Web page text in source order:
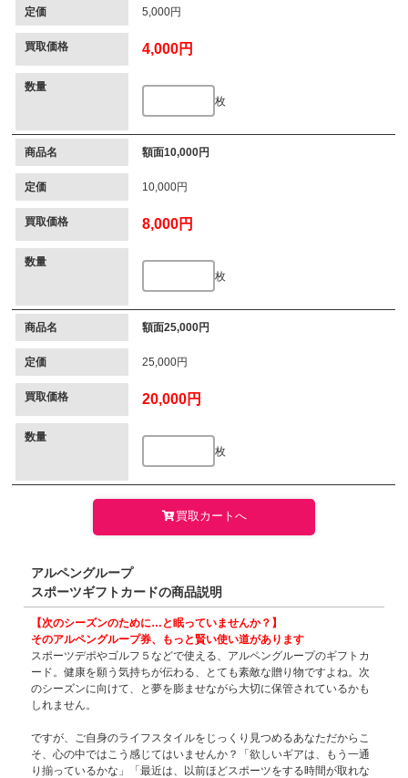
定価 5,000円
買取価格 4,000円
数量
枚
商品名 額面10,000円
定価 10,000円
買取価格 8,000円
数量
枚
商品名 額面25,000円
定価 25,000円
買取価格 20,000円
数量
枚
買取カートへ
アルペングループ
スポーツギフトカードの商品説明
【次のシーズンのために…と眠っていませんか？】
そのアルペングループ券、もっと賢い使い道があります
スポーツデポやゴルフ５などで使える、アルペングループのギフトカ
ード。健康を願う気持ちが伝わる、とても素敵な贈り物ですよね。次
のシーズンに向けて、と夢を膨ませながら大切に保管されているかも
しれません。
ですが、ご自身のライフスタイルをじっくり見つめるあなただからこ
そ、心の中ではこう感じてはいませんか？「欲しいギアは、もう一通
り揃っているかな」「最近は、以前ほどスポーツをする時間が取れな